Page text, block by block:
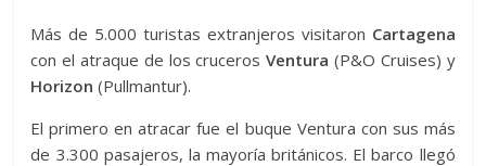
Más de 5.000 turistas extranjeros visitaron Cartagena
con el atraque de los crucerosVentura (P&O Cruises) y
Horizon (Pullmantur).
El primero en atracar fue el buque Ventura con sus más
de 3.300 pasajeros, la mayoría británicos. El barco llegó